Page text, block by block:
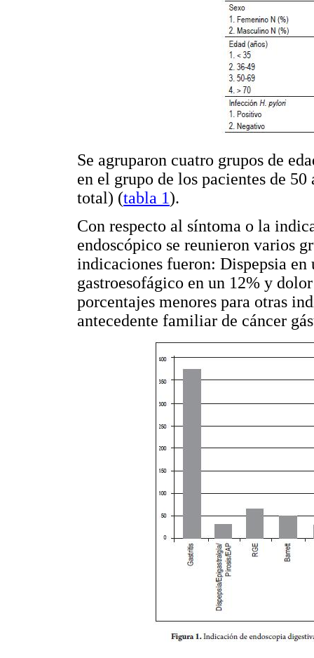
Se agruparon cuatro grupos de
en el grupo de los pacientes de
total) (tabla 1).
Con respecto al síntoma o la
endoscópico se reunieron varios
indicaciones fueron: Dispepsia
gastroesofágico en un 12% y
porcentajes menores para otras
antecedente familiar de cáncer